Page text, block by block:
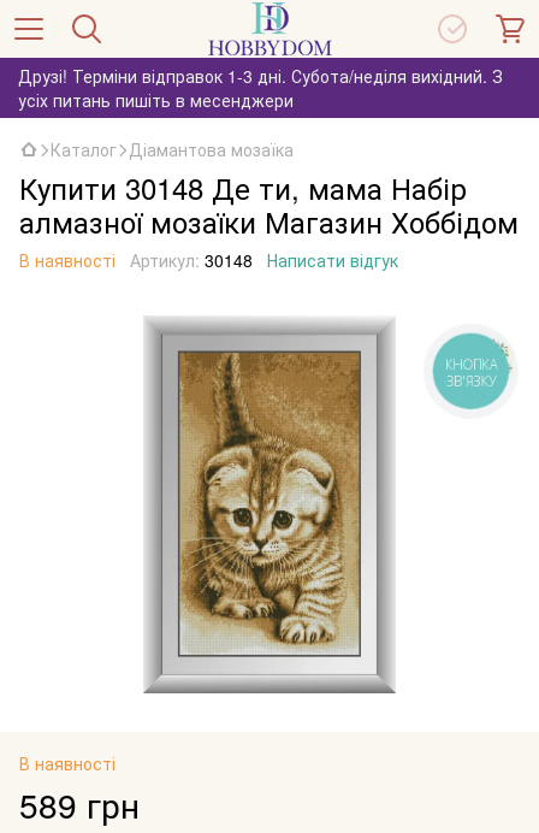
Друзі! Терміни відправок 1-3 дні. Субота/неділя вихідний. З
усіх питань пишіть в месенджери
Каталог Діамантова мозаїка
Купити 30148 Де ти, мама Набір
алмазної мозаїки Магазин Хоббідом
В наявності Артикул: 30148 Написати відгук
В наявності
589 грн
КНОПКА
ЗВ'ЯЗКУ